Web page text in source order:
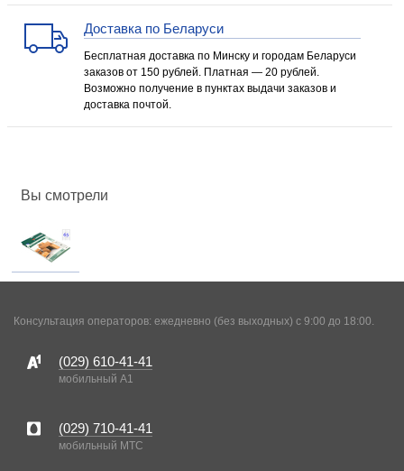
Доставка по Беларуси
Бесплатная доставка по Минску и городам Беларуси
заказов от 150 рублей. Платная — 20 рублей.
Возможно получение в пунктах выдачи заказов и
доставка почтой.
Вы смотрели
Консультация операторов: ежедневно (без выходных) с 9:00 до 18:00.
(029) 610-41-41
мобильный A1
(029) 710-41-41
мобильный MTC